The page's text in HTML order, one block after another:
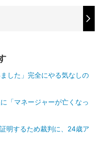
した」完全にやる気なしの
「マネージャーが亡くなっ
明するため裁判に、24歳ア